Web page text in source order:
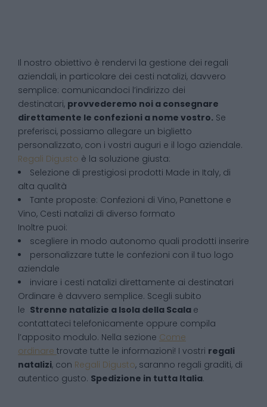
Il nostro obiettivo è rendervi la gestione dei regali
aziendali, in particolare dei cesti natalizi, davvero
semplice: comunicandoci l’indirizzo dei
destinatari, provvederemo noi a consegnare
direttamente le confezioni a nome vostro. Se
preferisci, possiamo allegare un biglietto
personalizzato, con i vostri auguri e il logo aziendale.
Regali Digusto è la soluzione giusta:
Selezione di prestigiosi prodotti Made in Italy, di
alta qualità
Tante proposte: Confezioni di Vino, Panettone e
Vino, Cesti natalizi di diverso formato
Inoltre puoi:
scegliere in modo autonomo quali prodotti inserire
personalizzare tutte le confezioni con il tuo logo
aziendale
inviare i cesti natalizi direttamente ai destinatari
Ordinare è davvero semplice. Scegli subito
le Strenne natalizie a Isola della Scala e
contattateci telefonicamente oppure compila
l’apposito modulo. Nella sezione Come
ordinare trovate tutte le informazioni! I vostri regali
natalizi, con Regali Digusto, saranno regali graditi, di
autentico gusto. Spedizione in tutta Italia.